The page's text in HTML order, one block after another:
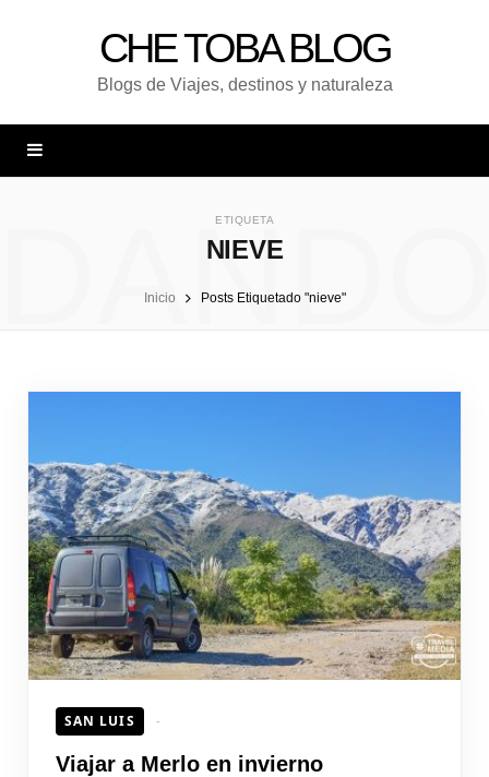
CHE TOBA BLOG
Blogs de Viajes, destinos y naturaleza
ETIQUETA
NIEVE
UNA
Inicio Posts Etiquetado "nieve"
SAN LUIS
Viajar a Merlo en invierno